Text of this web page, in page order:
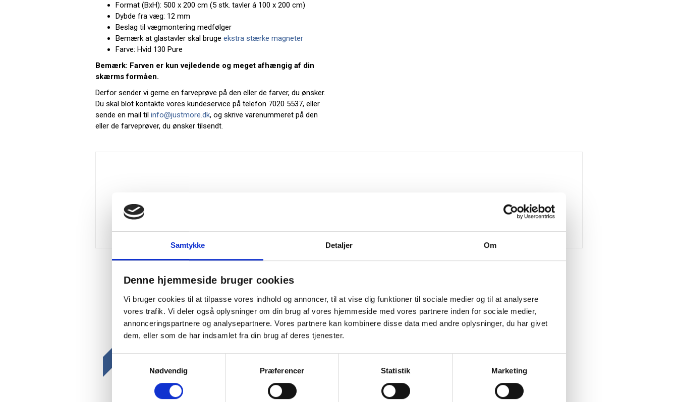
Samtykke Detaljer Om
Denne hjemmeside bruger cookies
Vi bruger cookies til at tilpasse vores indhold og annoncer, til at vise dig funktioner til sociale medier og til at analysere
vores trafik. Vi deler også oplysninger om din brug af vores hjemmeside med vores partnere inden for sociale medier,
annonceringspartnere og analysepartnere. Vores partnere kan kombinere disse data med andre oplysninger, du har givet
dem, eller som de har indsamlet fra din brug af deres tjenester.
Nødvendig
Præferencer Statistik Marketing
Format (BxH): 500 x 200 cm (5 stk. tavler á 100 x 200 cm)
Dybde fra væg: 12 mm
Beslag til vægmontering medfølger
Bemærk at glastavler skal bruge ekstra stærke magneter
Farve: Hvid 130 Pure
Bemærk: Farven er kun vejledende og meget afhængig af din
skærms formåen.
Derfor sender vi gerne en farveprøve på den eller de farver, du ønsker.
Du skal blot kontakte vores kundeservice på telefon 7020 5537, eller
sende en mail til info@justmore.dk, og skrive varenummeret på den
eller de farveprøver, du ønsker tilsendt.
Relaterede produkter
Gratis fragt Spar 15%